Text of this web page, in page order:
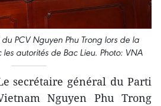
PCV Nguyen Phu Trong lors de la
autorités de Bac Lieu. Photo: VNA
secrétaire général du Parti
Nguyen Phu Trong